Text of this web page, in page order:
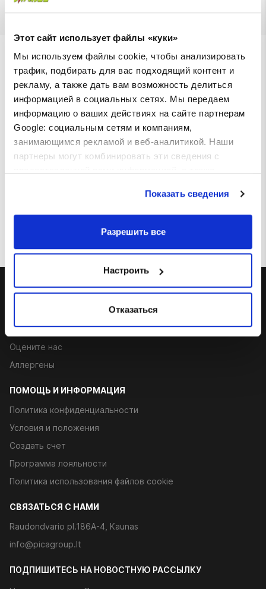
Этот сайт использует файлы «куки»
Мы используем файлы cookie, чтобы анализировать
трафик, подбирать для вас подходящий контент и
рекламу, а также дать вам возможность делиться
информацией в социальных сетях. Мы передаем
информацию о ваших действиях на сайте партнерам
Google: социальным сетям и компаниям,
занимающимся рекламой и веб-аналитикой. Наши
партнеры могут комбинировать эти сведения с
Показать сведения
Разрешить все
Настроить
Отказаться
Мы также предлагаем
Детский комплекс с куриными
шариками " Xрустящие
наггетсы"
наггетсы" + небольшая порция
варианты игрушек.)
О НАС
Career
Оцените нас
Аллергены
ПОМОЩЬ И ИНФОРМАЦИЯ
Политика конфиденциальности
Условия и положения
Создать счет
Программа лояльности
Политика использования файлов cookie
CВЯЗАТЬСЯ С НАМИ
Raudondvario pl.186A-4, Kaunas
info@picagroup.lt
ПОДПИШИТЕСЬ НА НОВОСТНУЮ РАССЫЛКУ